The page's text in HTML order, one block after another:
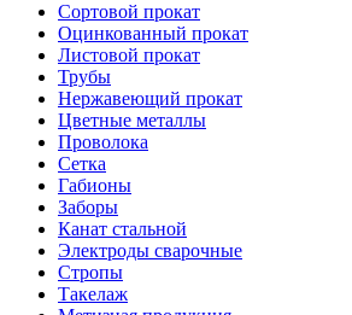
Сортовой прокат
Оцинкованный прокат
Листовой прокат
Трубы
Нержавеющий прокат
Цветные металлы
Проволока
Сетка
Габионы
Заборы
Канат стальной
Электроды сварочные
Стропы
Такелаж